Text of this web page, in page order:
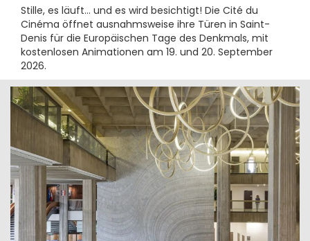
Stille, es läuft… und es wird besichtigt! Die Cité du
Cinéma öffnet ausnahmsweise ihre Türen in Saint-
Denis für die Europäischen Tage des Denkmals, mit
kostenlosen Animationen am 19. und 20. September
2026.